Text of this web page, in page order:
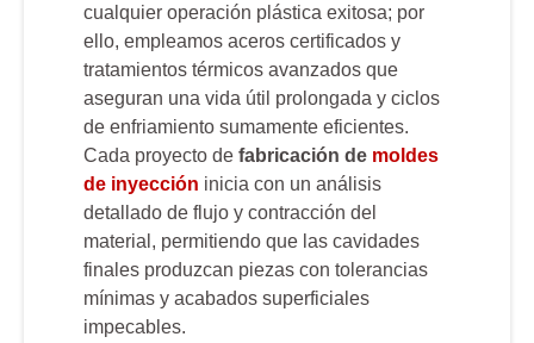
cualquier operación plástica exitosa; por
ello, empleamos aceros certificados y
tratamientos térmicos avanzados que
aseguran una vida útil prolongada y ciclos
de enfriamiento sumamente eficientes.
Cada proyecto de fabricación de moldes
de inyección inicia con un análisis
detallado de flujo y contracción del
material, permitiendo que las cavidades
finales produzcan piezas con tolerancias
mínimas y acabados superficiales
impecables.